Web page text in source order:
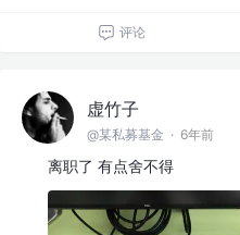
评论
虚竹子
@某私募基金 · 6年前
离职了 有点舍不得